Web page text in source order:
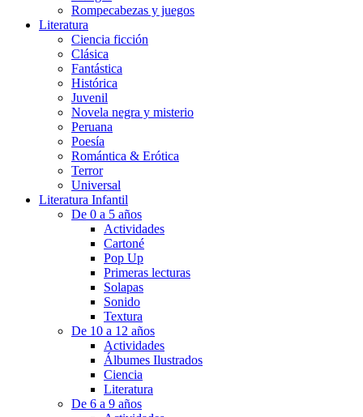
Rompecabezas y juegos
Literatura
Ciencia ficción
Clásica
Fantástica
Histórica
Juvenil
Novela negra y misterio
Peruana
Poesía
Romántica & Erótica
Terror
Universal
Literatura Infantil
De 0 a 5 años
Actividades
Cartoné
Pop Up
Primeras lecturas
Solapas
Sonido
Textura
De 10 a 12 años
Actividades
Álbumes Ilustrados
Ciencia
Literatura
De 6 a 9 años